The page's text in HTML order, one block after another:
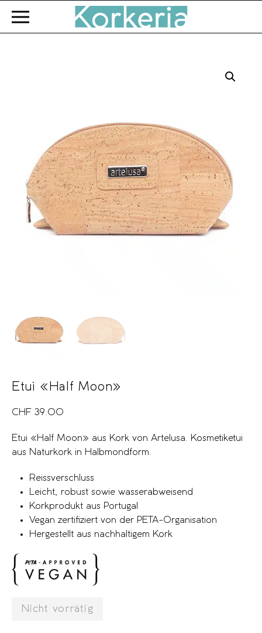
Zum Hauptinhalt springen
Etui «Half Moon»
CHF 39.00
Etui «Half Moon» aus Kork von Artelusa. Kosmetiketui
aus Naturkork in Halbmondform.
Reissverschluss
Leicht, robust sowie wasserabweisend
Korkprodukt aus Portugal
Vegan zertifiziert von der PETA-Organisation
Hergestellt aus nachhaltigem Kork
Nicht vorrätig